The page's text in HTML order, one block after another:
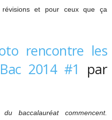
révisions et pour ceux que ça
rencontre les
2014 #1 par
baccalauréat commencent.